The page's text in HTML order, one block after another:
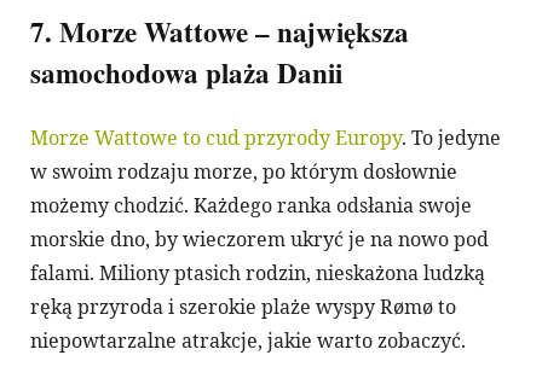
7. Morze Wattowe – największa
samochodowa plaża Danii
Morze Wattowe to cud przyrody Europy. To jedyne
w swoim rodzaju morze, po którym dosłownie
możemy chodzić. Każdego ranka odsłania swoje
morskie dno, by wieczorem ukryć je na nowo pod
falami. Miliony ptasich rodzin, nieskażona ludzką
ręką przyroda i szerokie plaże wyspy Rømø to
niepowtarzalne atrakcje, jakie warto zobaczyć.